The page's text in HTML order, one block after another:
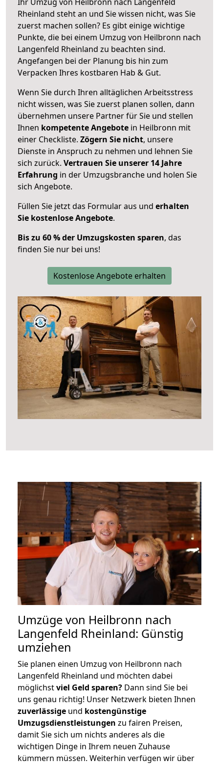
Rheinland steht an und Sie wissen nicht, was Sie
zuerst machen sollen? Es gibt einige wichtige
Punkte, die bei einem Umzug von Heilbronn nach
Langenfeld Rheinland zu beachten sind.
Angefangen bei der Planung bis hin zum
Verpacken Ihres kostbaren Hab & Gut.
Wenn Sie durch Ihren alltäglichen Arbeitsstress
nicht wissen, was Sie zuerst planen sollen, dann
übernehmen unsere Partner für Sie und stellen
Ihnen kompetente Angebote in Heilbronn mit
einer Checkliste. Zögern Sie nicht, unsere
Dienste in Anspruch zu nehmen und lehnen Sie
sich zurück. Vertrauen Sie unserer 14 Jahre
Erfahrung in der Umzugsbranche und holen Sie
sich Angebote.
Füllen Sie jetzt das Formular aus und erhalten
Sie kostenlose Angebote.
Bis zu 60 % der Umzugskosten sparen, das
finden Sie nur bei uns!
Kostenlose Angebote erhalten
Umzüge von Heilbronn nach
Langenfeld Rheinland: Günstig
umziehen
Sie planen einen Umzug von Heilbronn nach
Langenfeld Rheinland und möchten dabei
möglichstviel Geld sparen? Dann sind Sie bei
uns genau richtig! Unser Netzwerk bieten Ihnen
zuverlässige und kostengünstige
Umzugsdienstleistungen zu fairen Preisen,
damit Sie sich um nichts anderes als die
wichtigen Dinge in Ihrem neuen Zuhause
kümmern müssen. Weiterhin verfügen wir über